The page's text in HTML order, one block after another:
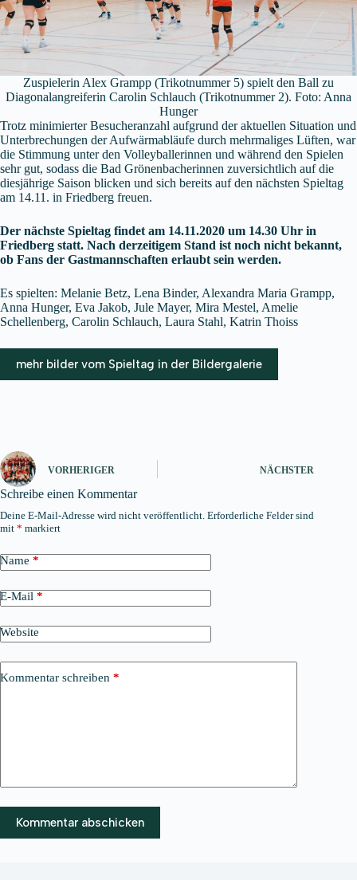
Zuspielerin Alex Grampp (Trikotnummer 5) spielt den Ball zu
Diagonalangreiferin Carolin Schlauch (Trikotnummer 2). Foto: Anna
Hunger
Trotz minimierter Besucheranzahl aufgrund der aktuellen Situation und
Unterbrechungen der Aufwärmabläufe durch mehrmaliges Lüften, war
die Stimmung unter den Volleyballerinnen und während den Spielen
sehr gut, sodass die Bad Grönenbacherinnen zuversichtlich auf die
diesjährige Saison blicken und sich bereits auf den nächsten Spieltag
am 14.11. in Friedberg freuen.
Der nächste Spieltag findet am 14.11.2020 um 14.30 Uhr in
Friedberg statt. Nach derzeitigem Stand ist noch nicht bekannt,
ob Fans der Gastmannschaften erlaubt sein werden.
Es spielten: Melanie Betz, Lena Binder, Alexandra Maria Grampp,
Anna Hunger, Eva Jakob, Jule Mayer, Mira Mestel, Amelie
Schellenberg, Carolin Schlauch, Laura Stahl, Katrin Thoiss
mehr bilder vom Spieltag in der Bildergalerie
VORHERIGER NÄCHSTER
Schreibe einen Kommentar
Deine E-Mail-Adresse wird nicht veröffentlicht. Erforderliche Felder sind
mit * markiert
Name *
E-Mail *
Website
Kommentar schreiben *
Kommentar abschicken